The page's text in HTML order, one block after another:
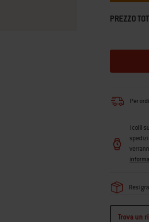
PREZZO
Per
I colli
Resi
Trova un